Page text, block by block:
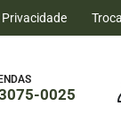
0025